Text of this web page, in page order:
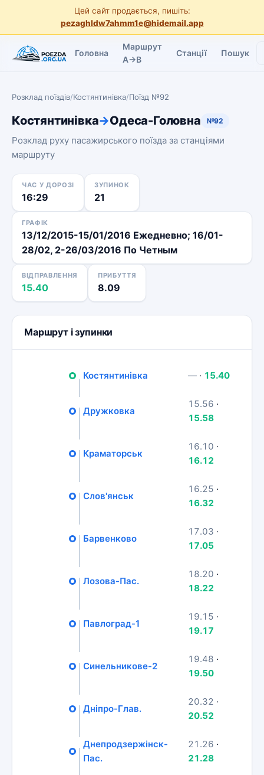
Цей сайт продається, пишіть:
pezaghldw7ahmm1e@hidemail.app
Головна
Маршрут
A→B
Станції Пошук
Розклад поїздів/Костянтинівка/Поїзд №92
Костянтинівка→Одеса-Головна №92
Розклад руху пасажирського поїзда за станціями
маршруту
ЧАС У ДОРОЗІ
16:29
ЗУПИНОК
21
ГРАФІК
13/12/2015-15/01/2016 Ежедневно; 16/01-
28/02, 2-26/03/2016 По Четным
ВІДПРАВЛЕННЯ
15.40
ПРИБУТТЯ
8.09
Маршрут і зупинки
Костянтинівка — · 15.40
Дружковка
15.56 ·
15.58
Краматорськ
16.10 ·
16.12
Слов'янськ
16.25 ·
16.32
Барвенково
17.03 ·
17.05
Лозова-Пас.
18.20 ·
18.22
Павлоград-1
19.15 ·
19.17
Синельникове-2
19.48 ·
19.50
Дніпро-Глав.
20.32 ·
20.52
Днепродзержінск-
Пас.
21.26 ·
21.28